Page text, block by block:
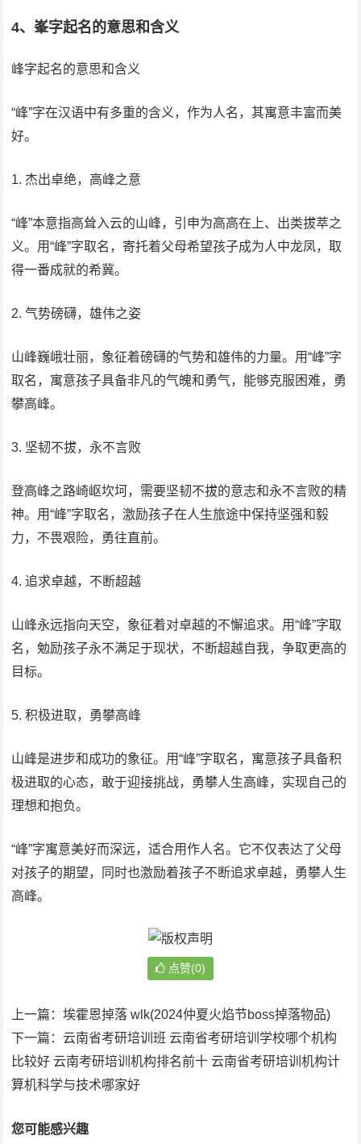
4、峯字起名的意思和含义
峰字起名的意思和含义
“峰”字在汉语中有多重的含义，作为人名，其寓意丰富而美
好。
1. 杰出卓绝，高峰之意
“峰”本意指高耸入云的山峰，引申为高高在上、出类拔萃之
义。用“峰”字取名，寄托着父母希望孩子成为人中龙凤，取
得一番成就的希冀。
2. 气势磅礴，雄伟之姿
山峰巍峨壮丽，象征着磅礴的气势和雄伟的力量。用“峰”字
取名，寓意孩子具备非凡的气魄和勇气，能够克服困难，勇
攀高峰。
3. 坚韧不拔，永不言败
登高峰之路崎岖坎坷，需要坚韧不拔的意志和永不言败的精
神。用“峰”字取名，激励孩子在人生旅途中保持坚强和毅
力，不畏艰险，勇往直前。
4. 追求卓越，不断超越
山峰永远指向天空，象征着对卓越的不懈追求。用“峰”字取
名，勉励孩子永不满足于现状，不断超越自我，争取更高的
目标。
5. 积极进取，勇攀高峰
山峰是进步和成功的象征。用“峰”字取名，寓意孩子具备积
极进取的心态，敢于迎接挑战，勇攀人生高峰，实现自己的
理想和抱负。
“峰”字寓意美好而深远，适合用作人名。它不仅表达了父母
对孩子的期望，同时也激励着孩子不断追求卓越，勇攀人生
高峰。
点赞(0)
上一篇：埃霍恩掉落 wlk(2024仲夏火焰节boss掉落物品)
下一篇： 云南省考研培训班 云南省考研培训学校哪个机构
比较好 云南考研培训机构排名前十 云南省考研培训机构计
算机科学与技术哪家好
您可能感兴趣